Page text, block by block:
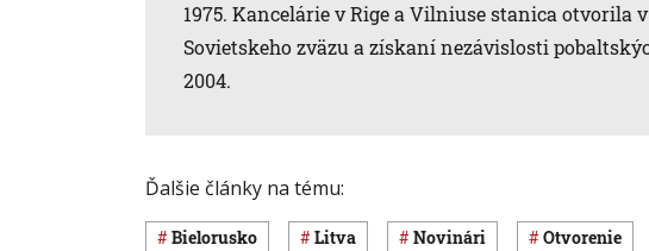
1975. Kancelárie v Rige a Vilniuse stanica otvorila
Sovietskeho zväzu a získaní nezávislosti
2004.
Ďalšie články na tému:
Bielorusko Litva novinári otvorenie